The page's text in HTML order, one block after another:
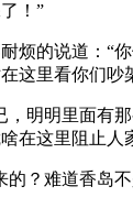
！”
烦的说道：“
这里看你们吵
，明明里面有
在这里阻止人
的？难道香岛